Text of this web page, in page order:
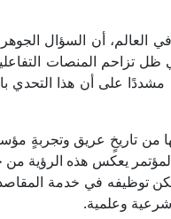
في العالم، أن السؤال
تزاحم المنصات
على أن هذا التحدي
من تاريخٍ عريق وتجربةٍ
يعكس هذه الرؤية
توظيفه في خدمة المقاصد
وعلمية.